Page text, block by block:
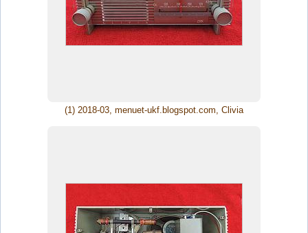
(1) 2018-03, menuet-ukf.blogspot.com, Clivia